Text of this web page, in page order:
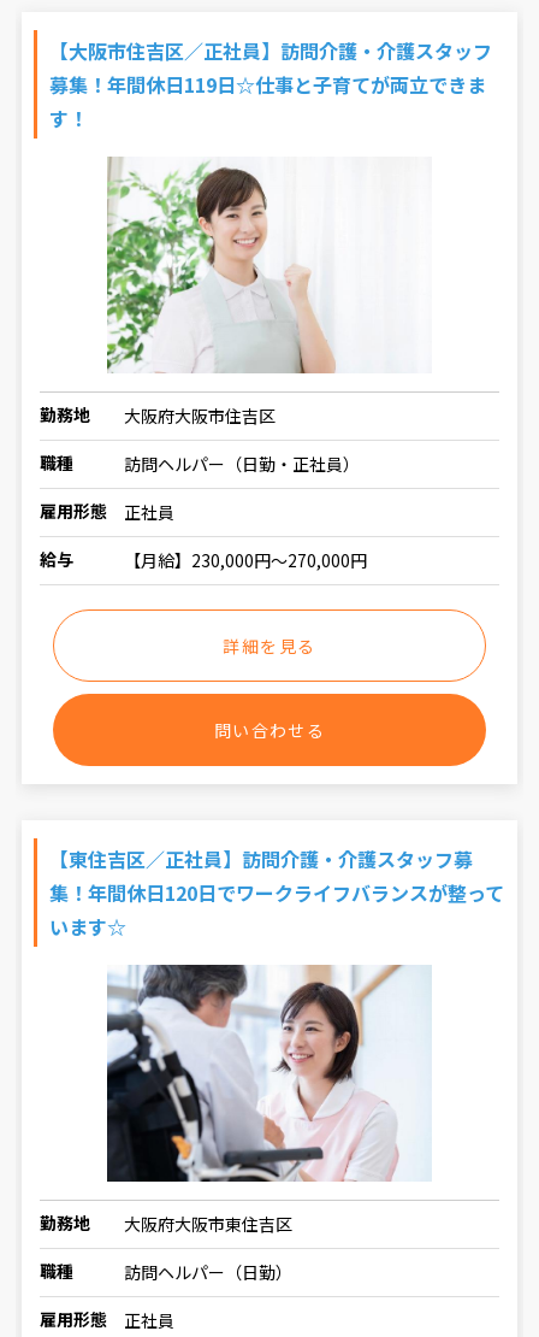
【大阪市住吉区／正社員】訪問介護・介護スタッフ
募集！年間休日119日☆仕事と子育てが両立できま
す！
勤務地
大阪府大阪市住吉区
職種
訪問ヘルパー（日勤・正社員）
雇用形態
正社員
給与
【月給】230,000円〜270,000円
詳細を見る
問い合わせる
【東住吉区／正社員】訪問介護・介護スタッフ募
集！年間休日120日でワークライフバランスが整って
います☆
勤務地
大阪府大阪市東住吉区
職種
訪問ヘルパー（日勤）
雇用形態
正社員